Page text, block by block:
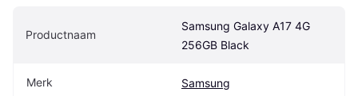
Productnaam
Samsung Galaxy A17 4G
256GB Black
Merk Samsung